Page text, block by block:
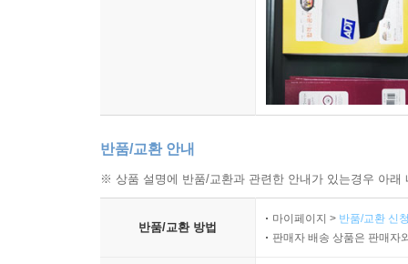
반품/교환 안내
※ 상품 설명에 반품/교환과 관련한 안내가 있는경우 아
반품/교환 방법
마이페이지 > 반품/교환 신
판매자 배송 상품은 판매자